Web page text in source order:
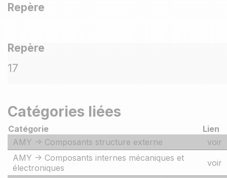
Repère
Repère
17
Catégories liées
Catégorie
Lien
AMY -> Composants structure externe
voir
AMY -> Composants internes mécaniques et
électroniques
voir